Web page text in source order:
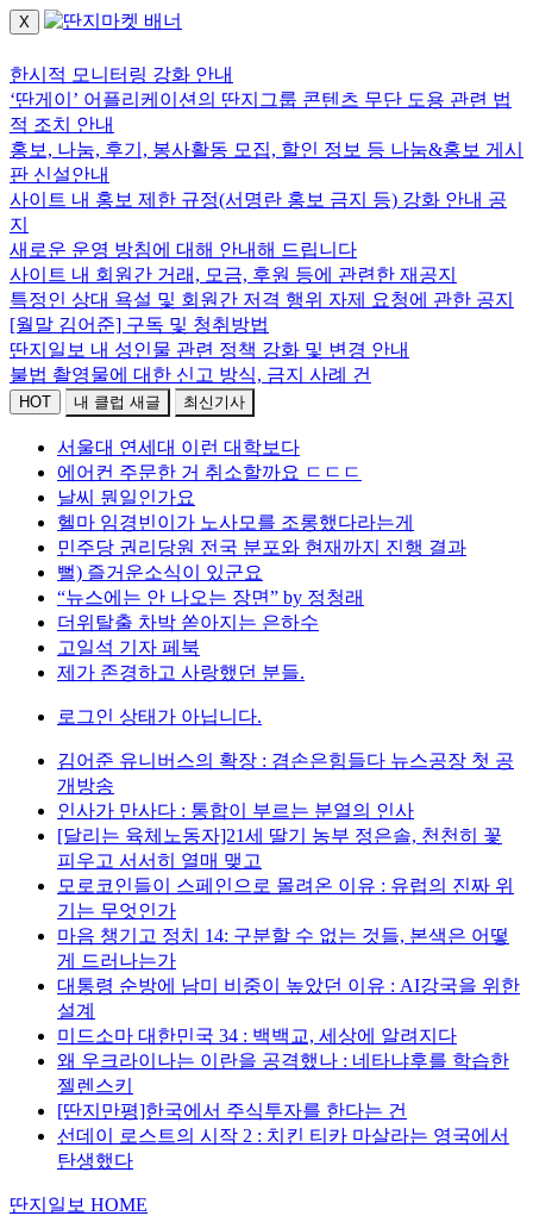
X
한시적 모니터링 강화 안내
‘딴게이’ 어플리케이션의 딴지그룹 콘텐츠 무단 도용 관련 법
적 조치 안내
홍보, 나눔, 후기, 봉사활동 모집, 할인 정보 등 나눔&홍보 게시
판 신설안내
사이트 내 홍보 제한 규정(서명란 홍보 금지 등) 강화 안내 공
지
새로운 운영 방침에 대해 안내해 드립니다
사이트 내 회원간 거래, 모금, 후원 등에 관련한 재공지
특정인 상대 욕설 및 회원간 저격 행위 자제 요청에 관한 공지
[월말 김어준] 구독 및 청취방법
딴지일보 내 성인물 관련 정책 강화 및 변경 안내
불법 촬영물에 대한 신고 방식, 금지 사례 건
HOT 내 클럽 새글 최신기사
서울대 연세대 이런 대학보다
에어컨 주문한 거 취소할까요 ㄷㄷㄷ
날씨 뭔일인가요
헬마 임경빈이가 노사모를 조롱했다라는게
민주당 권리당원 전국 분포와 현재까지 진행 결과
뻘) 즐거운소식이 있군요
“뉴스에는 안 나오는 장면” by 정청래
더위탈출 차박 쏟아지는 은하수
고일석 기자 페북
제가 존경하고 사랑했던 분들.
로그인 상태가 아닙니다.
김어준 유니버스의 확장 : 겸손은힘들다 뉴스공장 첫 공
개방송
인사가 만사다 : 통합이 부르는 분열의 인사
[달리는 육체노동자]21세 딸기 농부 정은솔, 천천히 꽃
피우고 서서히 열매 맺고
모로코인들이 스페인으로 몰려온 이유 : 유럽의 진짜 위
기는 무엇인가
마음 챙기고 정치 14: 구분할 수 없는 것들, 본색은 어떻
게 드러나는가
대통령 순방에 남미 비중이 높았던 이유 : AI강국을 위한
설계
미드소마 대한민국 34 : 백백교, 세상에 알려지다
왜 우크라이나는 이란을 공격했나 : 네타냐후를 학습한
젤렌스키
[딴지만평]한국에서 주식투자를 한다는 건
선데이 로스트의 시작 2 : 치킨 티카 마살라는 영국에서
탄생했다
딴지일보 HOME